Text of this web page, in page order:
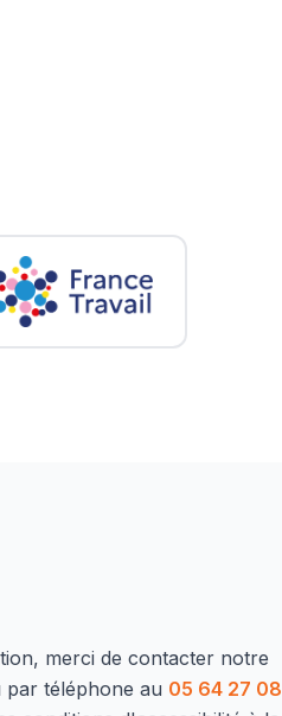
merci de contacter notre
par téléphone au 05 64 27 08